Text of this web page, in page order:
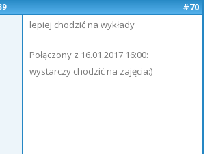
#70
lepiej chodzić na wykłady
Połączony z 16.01.2017 16:00:
wystarczy chodzić na zajęcia:)